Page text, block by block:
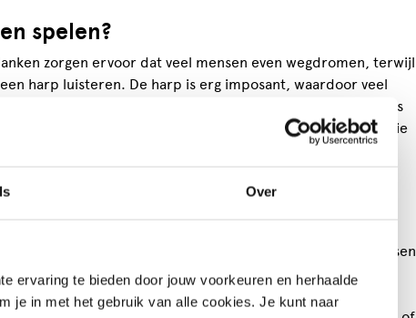
Over
ervaring te bieden door jouw voorkeuren en herhaalde
je in met het gebruik van alle cookies. Je kunt naar
spelen?
zorgen ervoor dat veel mensen even wegdromen, terwijl
harp luisteren. De harp is erg imposant, waardoor veel
heel moeilijk is om dit instrument te leren bespelen. Toch is
harplessen zijn laagdrempelig en geschikt voor iedereen die
harplessen?
aan. Wist je dat er ook mogelijkheden zijn om harplessen
te volgen? Toch is het voor de beginnende harpspeler
te volgen, waarbij je een harp mag gebruiken. De